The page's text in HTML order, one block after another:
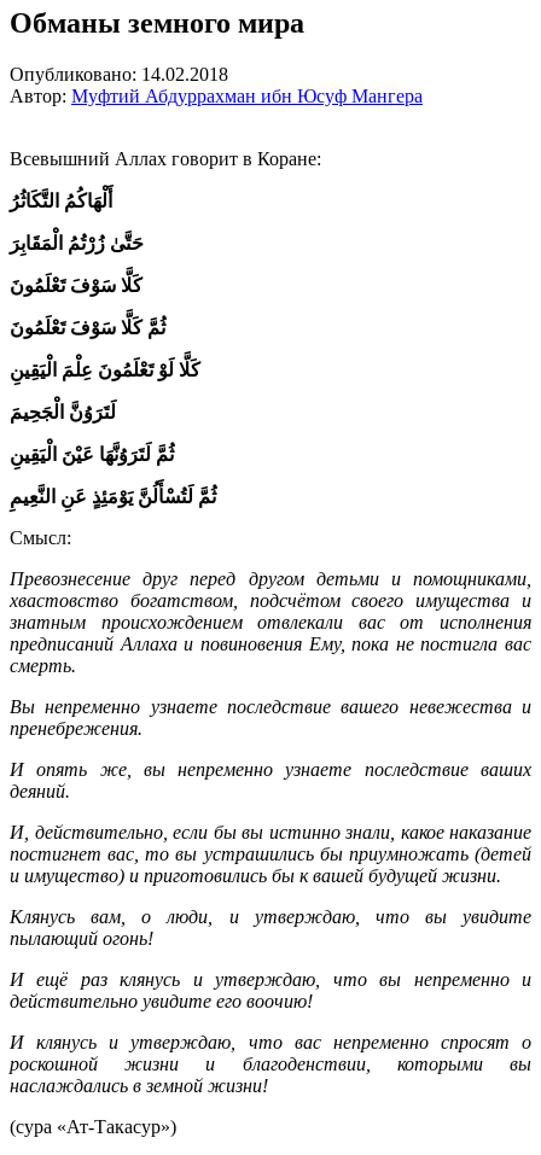
Обманы земного мира
Опубликовано: 14.02.2018
Автор: Муфтий Абдуррахман ибн Юсуф Мангера
Всевышний Аллах говорит в Коране:
أَلْهَاكُمُ التَّكَاثُرُ
حَتَّىٰ زُرْتُمُ الْمَقَابِرَ
كَلَّا سَوْفَ تَعْلَمُونَ
ثُمَّ كَلَّا سَوْفَ تَعْلَمُونَ
كَلَّا لَوْ تَعْلَمُونَ عِلْمَ الْيَقِينِ
لَتَرَوُنَّ الْجَحِيمَ
ثُمَّ لَتَرَوُنَّهَا عَيْنَ الْيَقِينِ
ثُمَّ لَتُسْأَلُنَّ يَوْمَئِذٍ عَنِ النَّعِيمِ
Смысл:
Превознесение друг перед другом детьми и помощниками,
хвастовство богатством, подсчётом своего имущества и
знатным происхождением отвлекали вас от исполнения
предписаний Аллаха и повиновения Ему, пока не постигла вас
смерть.
Вы непременно узнаете последствие вашего невежества и
пренебрежения.
И опять же, вы непременно узнаете последствие ваших
деяний.
И, действительно, если бы вы истинно знали, какое наказание
постигнет вас, то вы устрашились бы приумножать (детей
и имущество) и приготовились бы к вашей будущей жизни.
Клянусь вам, о люди, и утверждаю, что вы увидите
пылающий огонь!
И ещё раз клянусь и утверждаю, что вы непременно и
действительно увидите его воочию!
И клянусь и утверждаю, что вас непременно спросят о
роскошной жизни и благоденствии, которыми вы
наслаждались в земной жизни!
(cура «Ат-Такасур»)